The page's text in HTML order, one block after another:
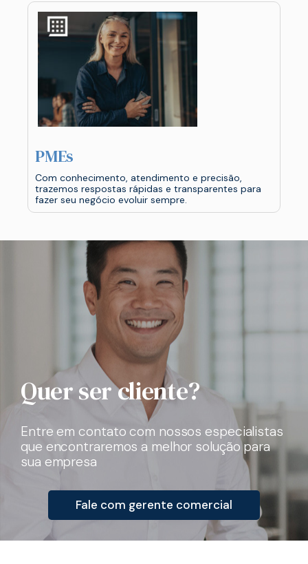
PMEs
Com conhecimento, atendimento e precisão,
trazemos respostas rápidas e transparentes para
fazer seu negócio evoluir sempre.
Quer ser cliente?
Entre em contato com nossos especialistas
que encontraremos a melhor solução para
sua empresa
Fale com gerente comercial